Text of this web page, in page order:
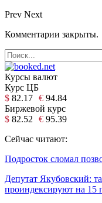
Prev Next
Комментарии закрыты.
Курсы валют
Курс ЦБ
$ 82.17 € 94.84
Биржевой курс
$ 82.52 € 95.39
Сейчас читают:
Подросток сломал
Депутат Якубовский:
проиндексируют на 15